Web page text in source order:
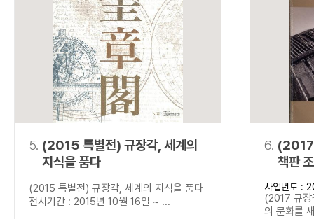
5. (2015 특별전) 규장각, 세계의
지식을 품다
(2015 특별전) 규장각, 세계의 지식을 품다
전시기간 : 2015년 10월 16일 ~ ...
6. (2017
책판
사업년도 :
(2017 규장
의 문화를